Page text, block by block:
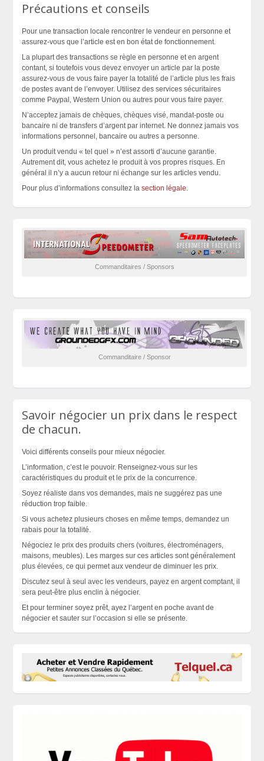
Précautions et conseils
Pour une transaction locale rencontrer le vendeur en personne et
assurez-vous que l’article est en bon état de fonctionnement.
La plupart des transactions se règle en personne et en argent
contant, si toutefois vous devez envoyer un article par la poste
assurez-vous de vous faire payer la totalité de l’article plus les frais
de postes avant de l’envoyer. Utilisez des services sécuritaires
comme Paypal, Western Union ou autres pour vous faire payer.
N’acceptez jamais de chèques, chèques visé, mandat-poste ou
bancaire ni de transfers d’argent par internet. Ne donnez jamais vos
informations personnel, bancaire ou autres a personne.
Un produit vendu « tel quel » n’est assorti d’aucune garantie.
Autrement dit, vous achetez le produit à vos propres risques. En
général il n’y a aucun retour ni échange sur les articles vendu.
Pour plus d’informations consultez lasection légale.
Commanditaires / Sponsors
Commanditaire / Sponsor
Savoir négocier un prix dans le respect
de chacun.
Voici différents conseils pour mieux négocier.
L’information, c’est le pouvoir. Renseignez-vous sur les
caractéristiques du produit et le prix de la concurrence.
Soyez réaliste dans vos demandes, mais ne suggérez pas une
réduction trop faible.
Si vous achetez plusieurs choses en même temps, demandez un
rabais pour la totalité.
Négociez le prix des produits chers (voitures, électroménagers,
maisons, meubles). Les marges sur ces articles sont généralement
plus élevées, ce qui permet aux vendeur de diminuer les prix.
Discutez seul à seul avec les vendeurs, payez en argent comptant, il
sera peut-être plus enclin à négocier.
Et pour terminer soyez prêt, ayez l’argent en poche avant de
négocier et sauter sur l’occasion si elle seprésente.